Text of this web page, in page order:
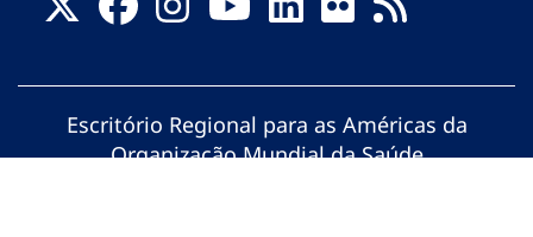
Escritório Regional para as Américas da
Organização Mundial da Saúde